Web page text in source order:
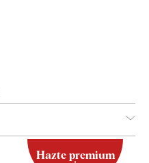
Hazte premium